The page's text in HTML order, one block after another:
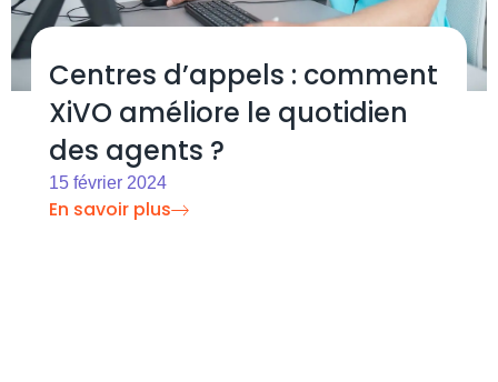
Centres d’appels : comment
XiVO améliore le quotidien
des agents ?
15 février 2024
En savoir plus